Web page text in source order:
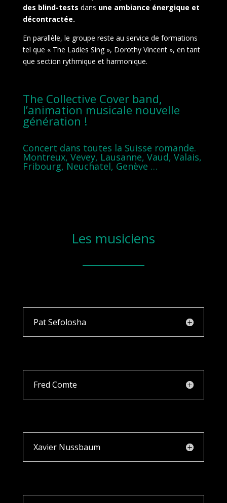
des blind-tests dans une ambiance énergique et
décontractée.
En parallèle, le groupe reste au service de formations
tel que « The Ladies Sing », Dorothy Vincent », en tant
que section rythmique et harmonique.
The Collective Cover band,
l’animation musicale nouvelle
génération !
Concert dans toutes la Suisse romande.
Montreux, Vevey, Lausanne, Vaud, Valais,
Fribourg, Neuchatel, Genève …
Les musiciens
Pat Sefolosha
Fred Comte
Xavier Nussbaum